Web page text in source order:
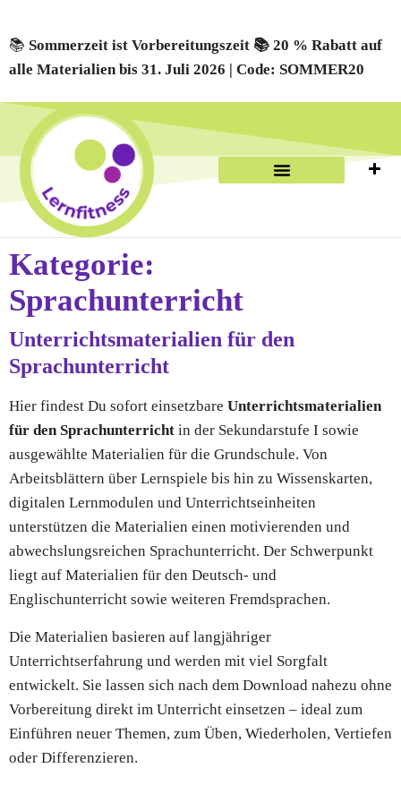
📚 Sommerzeit ist Vorbereitungszeit 📚 20 % Rabatt auf
alle Materialien bis 31. Juli 2026 | Code: SOMMER20
Kategorie:
Sprachunterricht
Unterrichtsmaterialien für den
Sprachunterricht
Hier findest Du sofort einsetzbare Unterrichtsmaterialien
für den Sprachunterricht in der Sekundarstufe I sowie
ausgewählte Materialien für die Grundschule. Von
Arbeitsblättern über Lernspiele bis hin zu Wissenskarten,
digitalen Lernmodulen und Unterrichtseinheiten
unterstützen die Materialien einen motivierenden und
abwechslungsreichen Sprachunterricht. Der Schwerpunkt
liegt auf Materialien für den Deutsch- und
Englischunterricht sowie weiteren Fremdsprachen.
Die Materialien basieren auf langjähriger
Unterrichtserfahrung und werden mit viel Sorgfalt
entwickelt. Sie lassen sich nach dem Download nahezu ohne
Vorbereitung direkt im Unterricht einsetzen – ideal zum
Einführen neuer Themen, zum Üben, Wiederholen, Vertiefen
oder Differenzieren.